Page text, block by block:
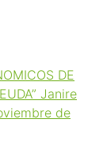
DE
Janire
de